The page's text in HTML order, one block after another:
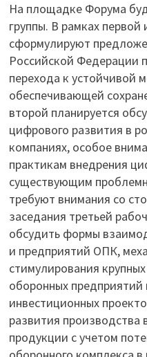
На площадке Форума
группы. В рамках первой
сформулируют
Российской Федерации
перехода к устойчивой
обеспечивающей
второй планируется
цифрового развития в
компаниях, особое
практикам внедрения
существующим
требуют внимания со
заседания третьей
обсудить формы
и предприятий ОПК,
стимулирования
оборонных
инвестиционных
развития производства
продукции с учетом